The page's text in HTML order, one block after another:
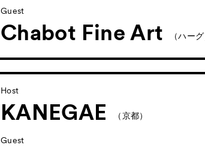
Guest
Chabot Fine Art （ハーグ
Host
KANEGAE （京都）
Guest